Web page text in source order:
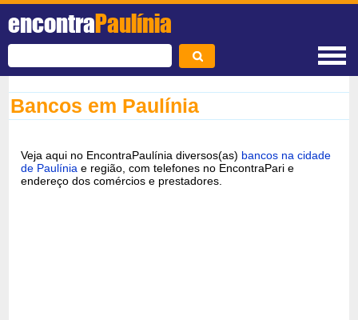
encontraPaulínia
Bancos em Paulínia
Veja aqui no EncontraPaulínia diversos(as) bancos na cidade
de Paulínia e região, com telefones no EncontraPari e
endereço dos comércios e prestadores.